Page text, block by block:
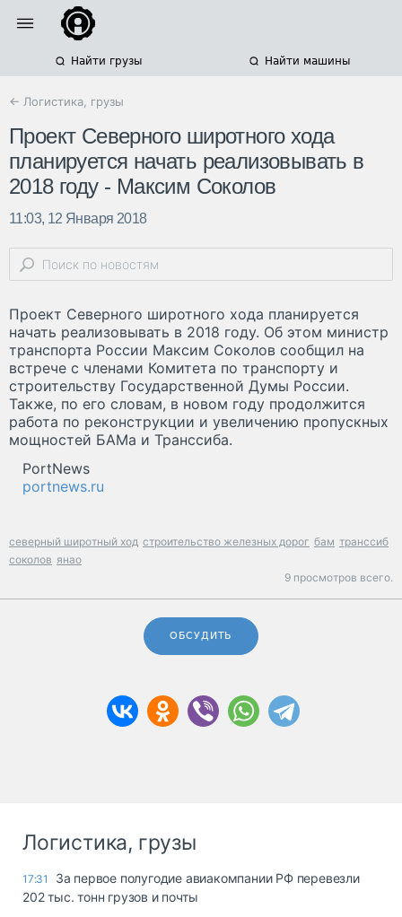
Найти грузы Найти машины
← Логистика, грузы
Проект Северного широтного хода
планируется начать реализовывать в
2018 году - Максим Соколов
11:03, 12 Января 2018
Проект Северного широтного хода планируется
начать реализовывать в 2018 году. Об этом министр
транспорта России Максим Соколов сообщил на
встрече с членами Комитета по транспорту и
строительству Государственной Думы России.
Также, по его словам, в новом году продолжится
работа по реконструкции и увеличению пропускных
мощностей БАМа и Транссиба.
PortNews
portnews.ru
северный широтный ход строительство железных дорог бам транссиб
соколов янао
9 просмотров всего.
ОБСУДИТЬ
Логистика, грузы
17:31
За первое полугодие авиакомпании РФ перевезли
202 тыс. тонн грузов и почты